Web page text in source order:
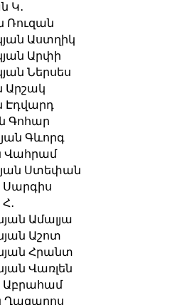
Կ․
Ռուզան
Աստղիկ
Արփի
Ներսես
Արշակ
Էդվարդ
Գոհար
Գևորգ
Վահրամ
Ստեփան
Սարգիս
Ամալյա
Աշոտ
Հրանտ
Վառլեն
Աբրահամ
Ղազարոս